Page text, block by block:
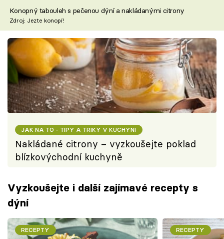
Konopný tabouleh s pečenou dýní a nakládanými citrony
Zdroj: Jezte konopí!
JAK NA TO - TIPY A TRIKY V KUCHYNI
Nakládané citrony – vyzkoušejte poklad
blízkovýchodní kuchyně
Vyzkoušejte i další zajímavé recepty s
dýní
RECEPTY RECEPTY